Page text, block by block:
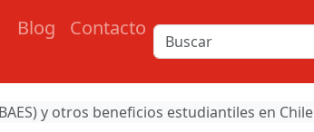
Blog Contacto
y otros beneficios estudiantiles en Chile